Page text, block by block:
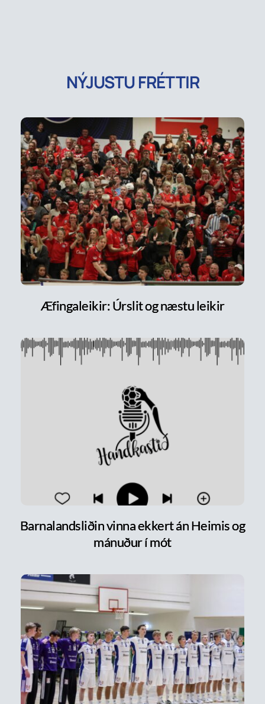
NÝJUSTU FRÉTTIR
Æfingaleikir: Úrslit og næstu leikir
Barnalandsliðin vinna ekkert án Heimis og
mánuður í mót